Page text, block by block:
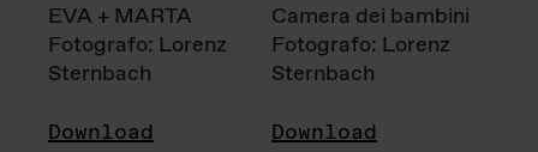
EVA + MARTA
Fotografo: Lorenz
Sternbach
Download
Camera dei bambini
Fotografo: Lorenz
Sternbach
Download